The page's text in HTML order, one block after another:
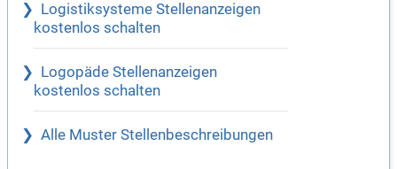
Logistiksysteme Stellenanzeigen
kostenlos schalten
Logopäde Stellenanzeigen
kostenlos schalten
Alle Muster Stellenbeschreibungen